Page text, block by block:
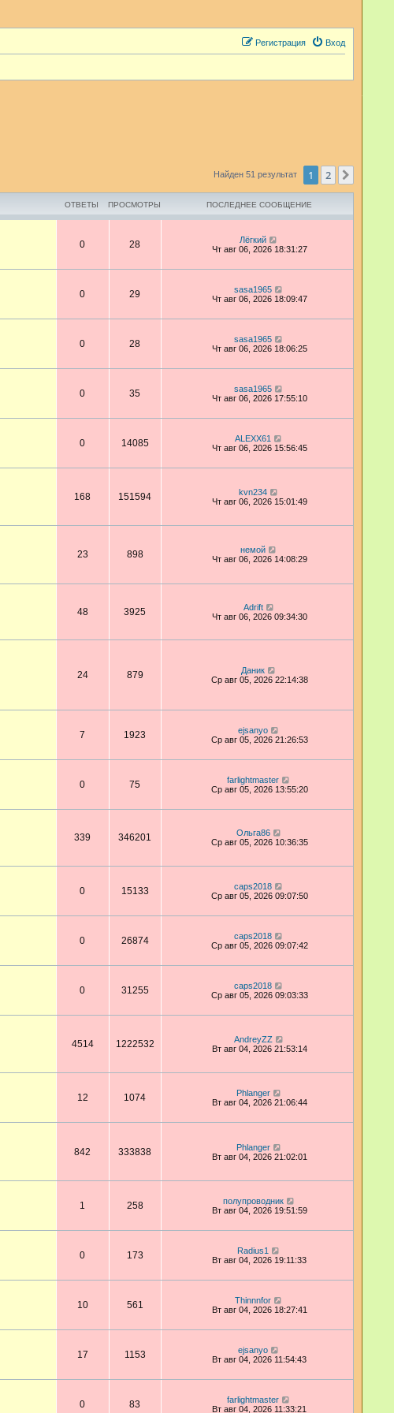
Вход
Регистрация
Найден 51 результат 1 2
ОТВЕТЫ ПРОСМОТРЫ ПОСЛЕДНЕЕ СООБЩЕНИЕ
0 28
Лёгкий
Чт авг 06, 2026 18:31:27
0 29
sasa1965
Чт авг 06, 2026 18:09:47
0 28
sasa1965
Чт авг 06, 2026 18:06:25
0 35
sasa1965
Чт авг 06, 2026 17:55:10
0 14085
ALEXX61
Чт авг 06, 2026 15:56:45
168 151594
kvn234
Чт авг 06, 2026 15:01:49
23 898
немой
Чт авг 06, 2026 14:08:29
48 3925
Adrift
Чт авг 06, 2026 09:34:30
24 879
Даник
Ср авг 05, 2026 22:14:38
7 1923
ejsanyo
Ср авг 05, 2026 21:26:53
0 75
farlightmaster
Ср авг 05, 2026 13:55:20
339 346201
Ольга86
Ср авг 05, 2026 10:36:35
0 15133
caps2018
Ср авг 05, 2026 09:07:50
0 26874
caps2018
Ср авг 05, 2026 09:07:42
0 31255
caps2018
Ср авг 05, 2026 09:03:33
4514 1222532
AndreyZZ
Вт авг 04, 2026 21:53:14
12 1074
Phlanger
Вт авг 04, 2026 21:06:44
842 333838
Phlanger
Вт авг 04, 2026 21:02:01
1 258
полупроводник
Вт авг 04, 2026 19:51:59
0 173
Radius1
Вт авг 04, 2026 19:11:33
10 561
Thinnnfor
Вт авг 04, 2026 18:27:41
17 1153
ejsanyo
Вт авг 04, 2026 11:54:43
0 83
farlightmaster
Вт авг 04, 2026 11:33:21